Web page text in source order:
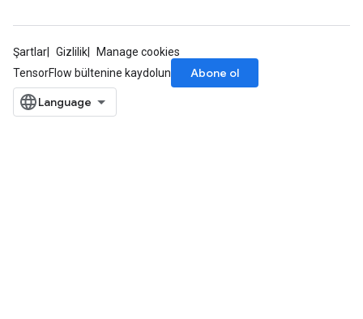
Şartlar Gizlilik
Manage cookies
TensorFlow bültenine kaydolun
Abone ol